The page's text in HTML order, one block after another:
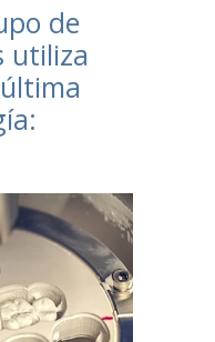
de
utiliza